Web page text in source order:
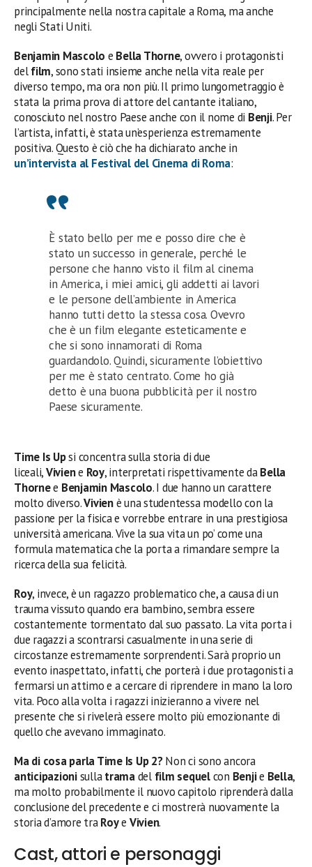
principalmente nella nostra capitale a Roma, ma anche
negli Stati Uniti.
Benjamin Mascolo e Bella Thorne, ovvero i protagonisti
delfilm, sono stati insieme anche nella vita reale per
diverso tempo, ma ora non più. Il primo lungometraggio è
stata la prima prova di attore del cantante italiano,
conosciuto nel nostro Paese anche con il nome di Benji. Per
l’artista, infatti, è stata un’esperienza estremamente
positiva. Questo è ciò che ha dichiarato anche in
un’intervista al Festival del Cinema di Roma:
È stato bello per me e posso dire che è
stato un successo in generale, perché le
persone che hanno visto il film al cinema
in America, i miei amici, gli addetti ai lavori
e le persone dell’ambiente in America
hanno tutti detto la stessa cosa. Ovevro
che è un film elegante esteticamente e
che si sono innamorati di Roma
guardandolo. Quindi, sicuramente l’obiettivo
per me è stato centrato. Come ho già
detto è una buona pubblicità per il nostro
Paese sicuramente.
Time Is Upsi concentra sulla storia di due
liceali,Viviene Roy, interpretati rispettivamente daBella
Thornee Benjamin Mascolo. I due hanno un carattere
molto diverso.Vivienè una studentessa modello con la
passione per la fisica e vorrebbe entrare in una prestigiosa
università americana. Vive la sua vita un po’ come una
formula matematica che la porta a rimandare sempre la
ricerca della sua felicità.
Roy, invece, è un ragazzo problematico che, a causa di un
trauma vissuto quando era bambino, sembra essere
costantemente tormentato dal suo passato. La vita porta i
due ragazzi a scontrarsi casualmente in una serie di
circostanze estremamente sorprendenti. Sarà proprio un
evento inaspettato, infatti, che porterà i due protagonisti a
fermarsi un attimo e a cercare di riprendere in mano la loro
vita. Poco alla volta i ragazzi inizieranno a vivere nel
presente che si rivelerà essere molto più emozionante di
quello che avevano immaginato.
Ma di cosa parla Time Is Up 2?Non ci sono ancora
anticipazionisullatramadel film sequelcon Benjie Bella,
ma molto probabilmente il nuovo capitolo riprenderà dalla
conclusione del precedente e ci mostrerà nuovamente la
storia d’amore traRoye Vivien.
Cast, attori e personaggi